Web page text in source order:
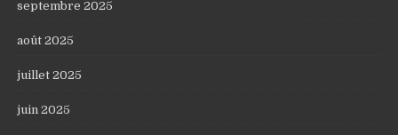
septembre 2025
août 2025
juillet 2025
juin 2025